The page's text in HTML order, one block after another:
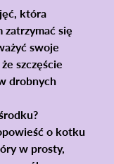
która
zatrzymać się
swoje
szczęście
drobnych
o kotku
w prosty,